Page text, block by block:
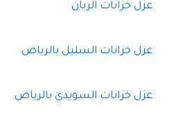
عزل خزانات الريان
عزل خزانات السليل بالرياض
عزل خزانات السويدي بالرياض